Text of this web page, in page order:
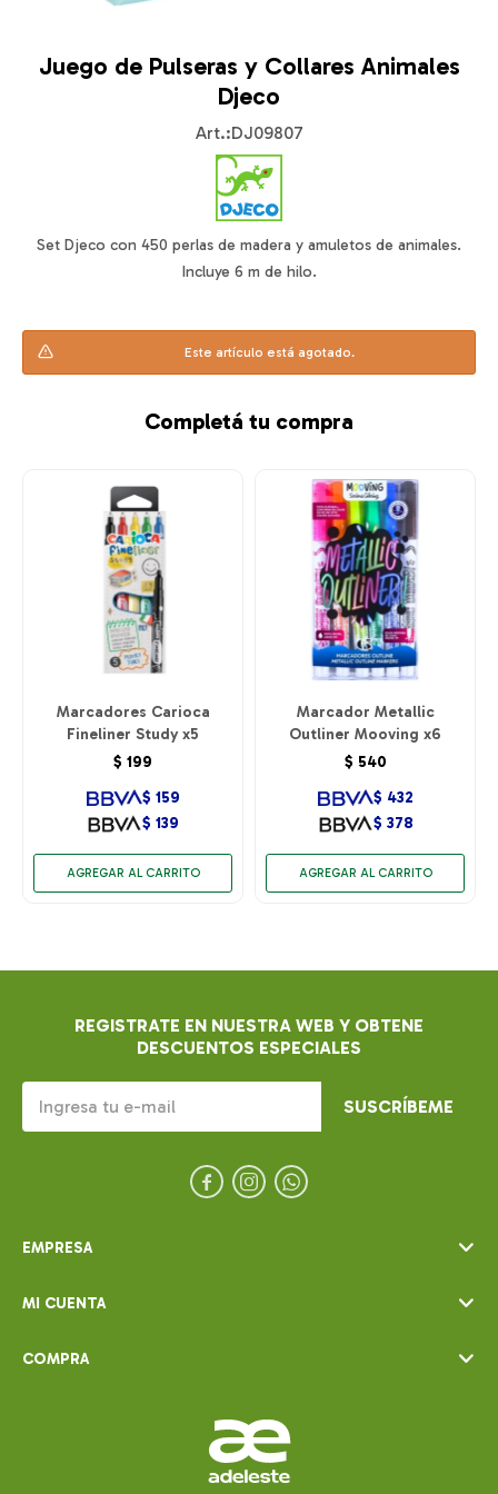
Juego de Pulseras y Collares Animales
Djeco
DJ09807
Set Djeco con 450 perlas de madera y amuletos de animales.
Incluye 6 m de hilo.
Este artículo está agotado.
Completá tu compra
Marcadores Carioca
Fineliner Study x5
$ 199
$ 139
$ 159
Marcador Metallic
Outliner Mooving x6
$ 540
$ 378
$ 432
EMPRESA
MI CUENTA
COMPRA
REGISTRATE EN NUESTRA WEB Y OBTENE
DESCUENTOS ESPECIALES
SUSCRÍBEME
  